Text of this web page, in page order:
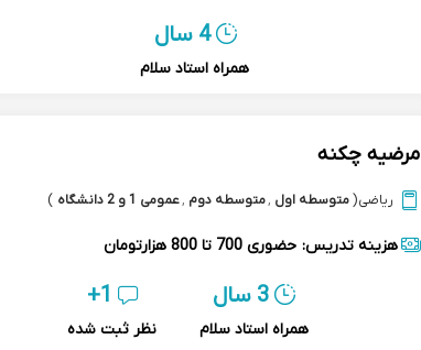
4 سال
همراه استاد سلام
مرضیه چکنه
ریاضی(متوسطه اول ,متوسطه دوم ,عمومی 1 و 2 دانشگاه )
هزینه تدریس: حضوری 700 تا 800 هزارتومان
3 سال
همراه استاد سلام
1+
نظر ثبت شده